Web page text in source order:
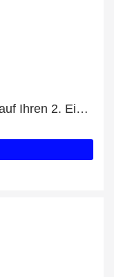
Profitieren Sie von 48% Rabatt auf Ihren 2. Einkauf